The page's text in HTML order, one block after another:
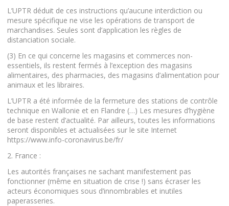
L’UPTR déduit de ces instructions qu’aucune interdiction ou
mesure spécifique ne vise les opérations de transport de
marchandises. Seules sont d’application les règles de
distanciation sociale.
(3) En ce qui concerne les magasins et commerces non-
essentiels, ils restent fermés à l’exception des magasins
alimentaires, des pharmacies, des magasins d’alimentation pour
animaux et les libraires.
L’UPTR a été informée de la fermeture des stations de contrôle
technique en Wallonie et en Flandre (…) Les mesures d’hygiène
de base restent d’actualité. Par ailleurs, toutes les informations
seront disponibles et actualisées sur le site Internet
https://www.info-coronavirus.be/fr/
2. France :
Les autorités françaises ne sachant manifestement pas
fonctionner (même en situation de crise !) sans écraser les
acteurs économiques sous d’innombrables et inutiles
paperasseries.